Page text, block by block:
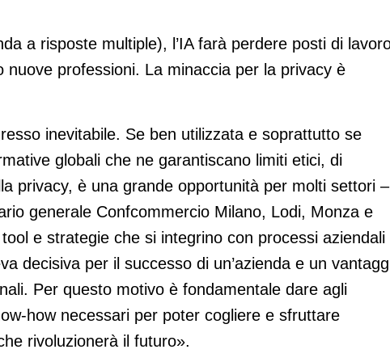
a risposte multiple), l’IA farà perdere posti di
professioni. La minaccia per la privacy è
inevitabile. Se ben utilizzata e soprattutto se
globali che ne garantiscano limiti etici, di
privacy, è una grande opportunità per molti settori –
generale Confcommercio Milano, Lodi, Monza e
e strategie che si integrino con processi aziendali
decisiva per il successo di un’azienda e un
Per questo motivo è fondamentale dare agli
how necessari per poter cogliere e sfruttare
rivoluzionerà il futuro».